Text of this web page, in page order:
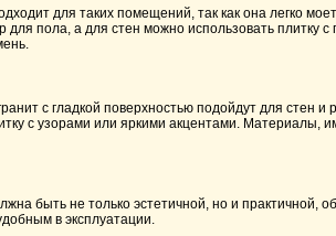
для таких помещений, так как она легко
пола, а для стен можно использовать плитку с
с гладкой поверхностью подойдут для стен
с узорами или яркими акцентами. Материалы,
быть не только эстетичной, но и практичной,
в эксплуатации.